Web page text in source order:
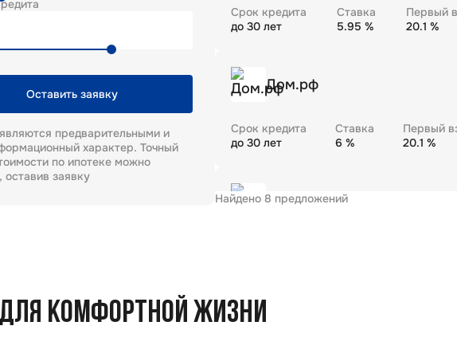
Оставить заявку
предварительными и
характер. Точный
по ипотеке можно
оставив заявку
Найдено 8 предложений
Срок кредита
до 30 лет
Ставка
5.95 %
Первый
20.1 %
Дом.рф
Срок кредита
до 30 лет
Ставка
6 %
Первый
20.1 %
Газпромбанк
КОМФОРТНОЙ ЖИЗНИ